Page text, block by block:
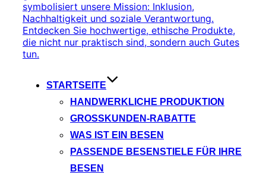
STARTSEITE
HANDWERKLICHE PRODUKTION
GROSSKUNDEN-RABATTE
WAS IST EIN BESEN
PASSENDE BESENSTIELE FÜR IHRE
BESEN